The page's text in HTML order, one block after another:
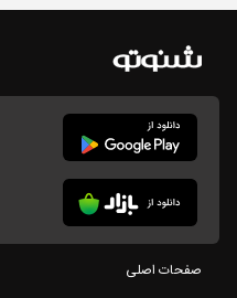
صفحات اصلی